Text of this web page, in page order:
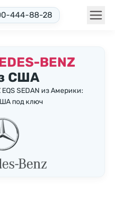
444-88-28
BENZ
США
EQS SEDAN из Америки:
под ключ